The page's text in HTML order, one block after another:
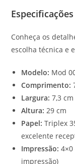
Conheça os
escolha técnica e
Modelo: Mod
Comprimento:
Largura: 7,3 cm
Altura: 29 cm
Papel: Triplex
excelente
Impressão:
impressão)